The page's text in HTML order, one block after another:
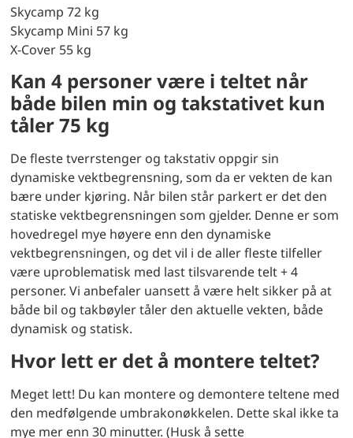
Skycamp 72 kg
Skycamp Mini 57 kg
X-Cover 55 kg
Kan 4 personer være i teltet når
både bilen min og takstativet kun
tåler 75 kg
De fleste tverrstenger og takstativ oppgir sin
dynamiske vektbegrensning, som da er vekten de kan
bære under kjøring. Når bilen står parkert er det den
statiske vektbegrensningen som gjelder. Denne er som
hovedregel mye høyere enn den dynamiske
vektbegrensningen, og det vil i de aller fleste tilfeller
være uproblematisk med last tilsvarende telt + 4
personer. Vi anbefaler uansett å være helt sikker på at
både bil og takbøyler tåler den aktuelle vekten, både
dynamisk og statisk.
Hvor lett er det å montere teltet?
Meget lett! Du kan montere og demontere teltene med
den medfølgende umbrakonøkkelen. Dette skal ikke ta
mye mer enn 30 minutter. (Husk å sette